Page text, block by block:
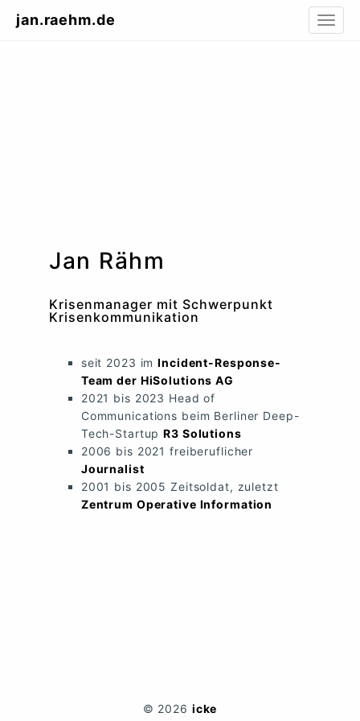
jan.raehm.de
Jan Rähm
Krisenmanager mit Schwerpunkt
Krisenkommunikation
seit 2023 imIncident-Response-
Team der HiSolutions AG
2021 bis 2023 Head of
Communications beim Berliner Deep-
Tech-StartupR3 Solutions
2006 bis 2021 freiberuflicher
Journalist
2001 bis 2005 Zeitsoldat, zuletzt
Zentrum Operative Information
© 2026 icke